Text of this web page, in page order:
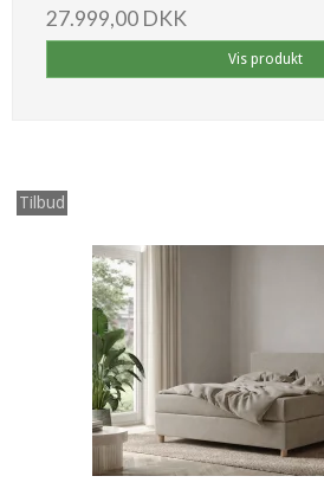
27.999,00 DKK
Vis produkt
Tilbud